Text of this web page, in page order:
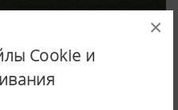
×
Cookie и